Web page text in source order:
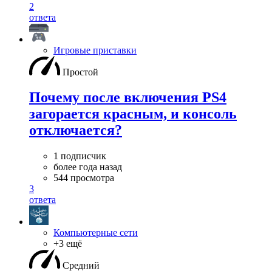
2
ответа
Игровые приставки
Простой
Почему после включения PS4
загорается красным, и консоль
отключается?
1 подписчик
более года назад
544 просмотра
3
ответа
Компьютерные сети
+3 ещё
Средний